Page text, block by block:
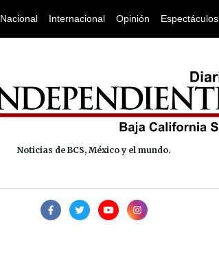
Nacional Internacional Opinión Espectáculos
Noticias de BCS, México y el mundo.